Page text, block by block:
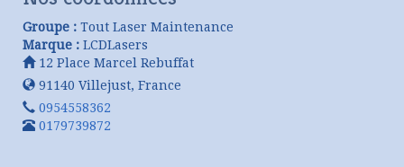
Groupe : Tout Laser Maintenance
Marque : LCDLasers
12 Place Marcel Rebuffat
91140 Villejust, France
0954558362
0179739872